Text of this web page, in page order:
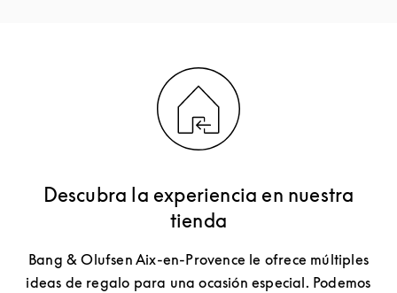
Descubra la experiencia en nuestra
tienda
Bang & Olufsen Aix-en-Provence le ofrece múltiples
ideas de regalo para una ocasión especial. Podemos